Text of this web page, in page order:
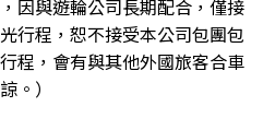
因與遊輪公司長期配合，僅接
行程，恕不接受本公司包團包
程，會有與其他外國旅客合車
。）